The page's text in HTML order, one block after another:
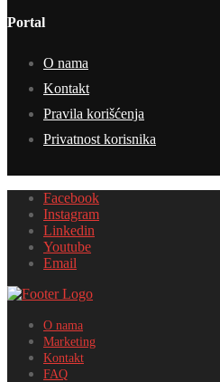
Portal
O nama
Kontakt
Pravila korišćenja
Privatnost korisnika
Facebook
Instagram
Linkedin
Youtube
Email
O nama
Marketing
Kontakt
FAQ